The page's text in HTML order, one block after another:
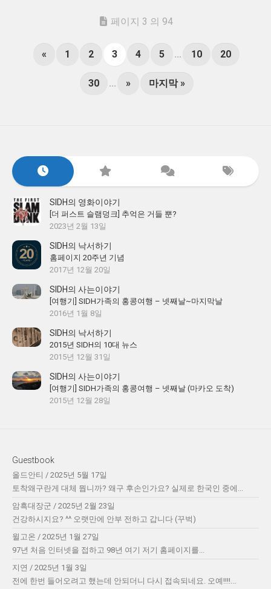
페이지 3 의 94
« 1 2 3 4 5 ... 10 20
30 ... » 마지막 »
SIDH의 영화이야기
[더 퍼스트 슬램덩크] 추억은 거들 뿐?
2023년 2월 13일
SIDH의 낙서하기
홈페이지 20주년 기념
2017년 12월 20일
SIDH의 사는이야기
[여행기] SIDH가족의 홍콩여행 – 넷째날~마지막날
2016년 1월 8일
SIDH의 낙서하기
2015년 SIDH의 10대 뉴스
2015년 12월 31일
SIDH의 사는이야기
[여행기] SIDH가족의 홍콩여행 – 넷째날 (마카오 도착)
2015년 12월 28일
Guestbook
올드안티 / 2025년 5월 17일
토착왜구란게 대체 뭡니까? 왜구 후손인가요? 실제로 한국인 중에...
암흑대장군 / 2025년 2월 23일
건강하시지요? ^^ 오랫만에 안부 전하고 갑니다 (꾸벅)
윌고온 / 2025년 1월 27일
97년 처음 인터넷을 접하고 98년 여기 저기 홈페이지를...
지연 / 2025년 1월 3일
전에 한번 들어오려고 했는데 안되더니 다시 접속되네요. 오예!!!!...